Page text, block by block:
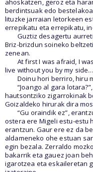
ahoskatzen, geroz eta
berdintsuak edo
lituzke jarraian letorkeen
errepikatu eta errepikatu,
Guztiz desagertu
Briz-brizdun soineko
zenean.
At first I was afraid, I
live without you by my side...
Doinu hori berriro, hiru
“Joango al gara
hautsontziko zigarrokinak
Goizaldeko hirurak dira
“Gu oraindik ez”,
ostera ere Migeli estu-estu
erantzun. Gaur ere ez da
aldameneko ohe estuan
egin bezala. Zerraldo
bakarrik eta gauez joan
igarotzea eta eskaileretan